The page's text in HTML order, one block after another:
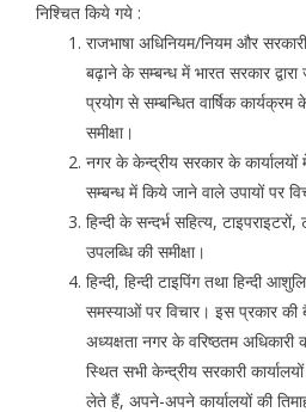
निश्चित किये गये :
राजभाषा अधिनियम/नियम और
बढ़ाने के सम्बन्ध में भारत सरकार
प्रयोग से सम्बन्धित वार्षिक कार्यक्रम
समीक्षा।
नगर के केन्द्रीय सरकार के कार्यालयों
सम्बन्ध में किये जाने वाले उपायों पर
हिन्दी के सन्दर्भ सहित्य,
उपलब्धि की समीक्षा।
हिन्दी, हिन्दी टाइपिंग तथा हिन्दी
समस्याओं पर विचार। इस प्रकार की
अध्यक्षता नगर के वरिष्ठतम
स्थित सभी केन्द्रीय सरकारी
लेते हैं, अपने-अपने कार्यालयों की